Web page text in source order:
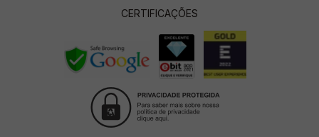
CERTIFICAÇÕES